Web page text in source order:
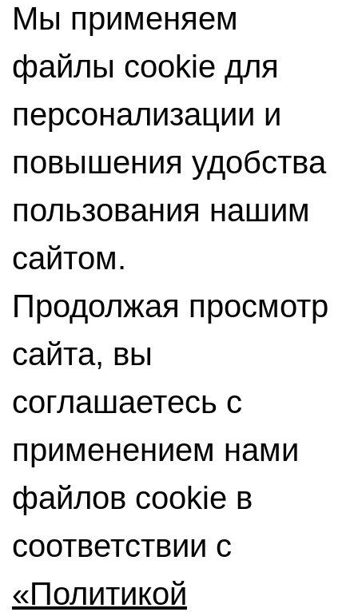
Мы применяем
файлы cookie для
персонализации и
повышения удобства
пользования нашим
сайтом.
Продолжая просмотр
сайта, вы
соглашаетесь с
применением нами
файлов cookie в
соответствии с
«Политикой